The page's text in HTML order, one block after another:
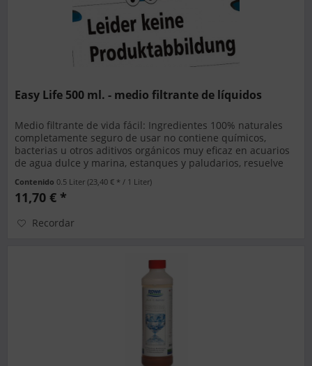
Easy Life 500 ml. - medio filtrante de líquidos
Medio filtrante de vida fácil: Ingredientes 100% naturales
completamente seguro de usar no contiene químicos,
bacterias u otros aditivos orgánicos muy eficaz en acuarios
de agua dulce y marina, estanques y paludarios, resuelve
Contenido 0.5 Liter(23,40 € * / 1 Liter)
11,70 € *
Recordar